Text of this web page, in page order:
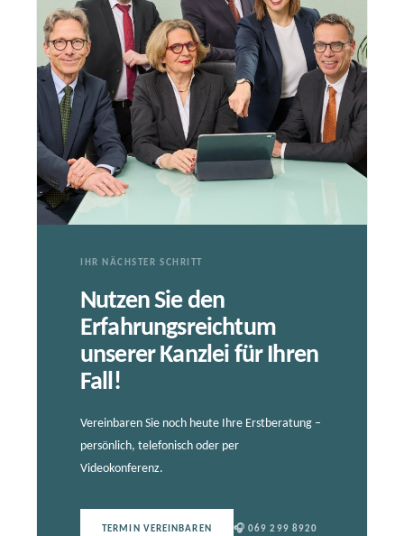
IHR NÄCHSTER SCHRITT
Nutzen Sie den
Erfahrungsreichtum
unserer Kanzlei für Ihren
Fall!
Vereinbaren Sie noch heute Ihre Erstberatung –
persönlich, telefonisch oder per
Videokonferenz.
TERMIN VEREINBAREN 🎧 069 299 8920